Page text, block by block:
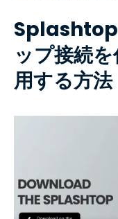
Splashtop
ップ接続
用する方法